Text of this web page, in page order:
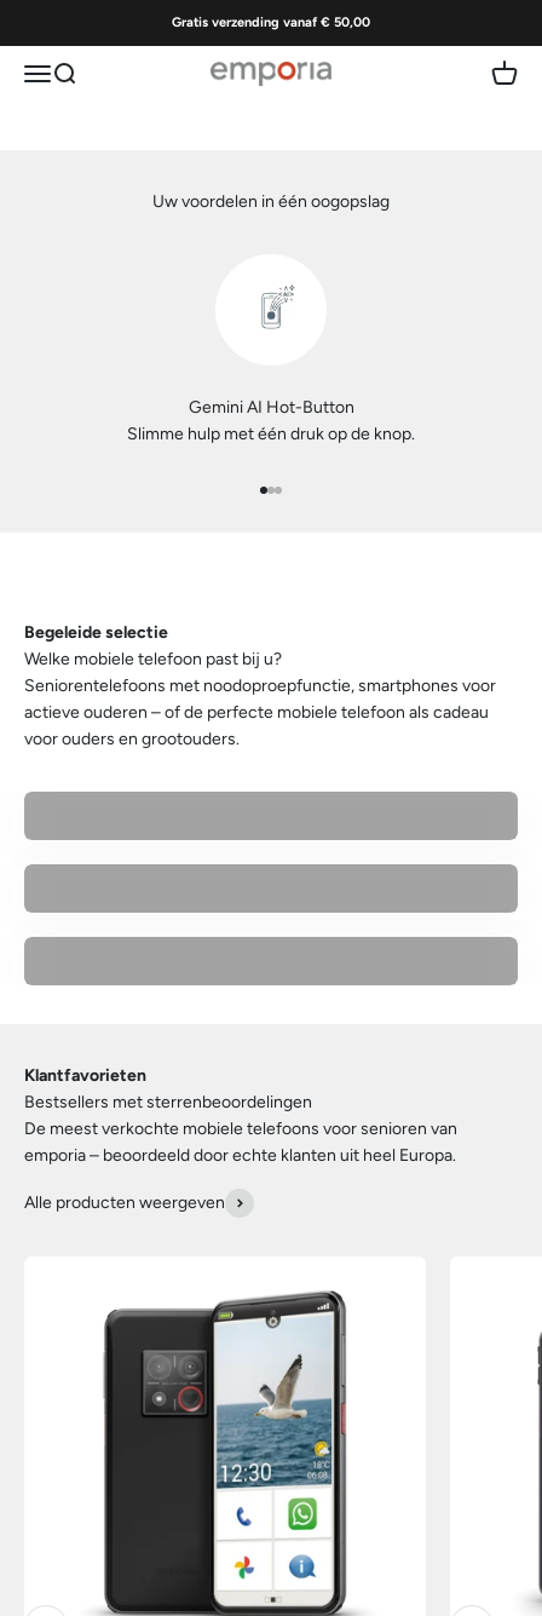
Gratis verzending vanaf € 50,00
MenuZoeken Emporia | Gebruiksvriendelijke mobiele
Naar de producten Start aankoopadvies
Uw voordelen in één oogopslag
Gemini AI Hot-Button
Slimme hulp met één druk op de knop.
emporia
drievoudige bescherming voor de behuizing en het
Begeleide selectie
Seniorentelefoons met noodoproepfunctie, smartphones voor
actieve ouderen – of de perfecte mobiele telefoon als cadeau
voor ouders en grootouders.
Seniorensmartphones – groot display & eenvoudige
Klantfavorieten
De meest verkochte mobiele telefoons voor senioren van
emporia – beoordeeld door echte klanten uit heel Europa.
Alle producten weergeven